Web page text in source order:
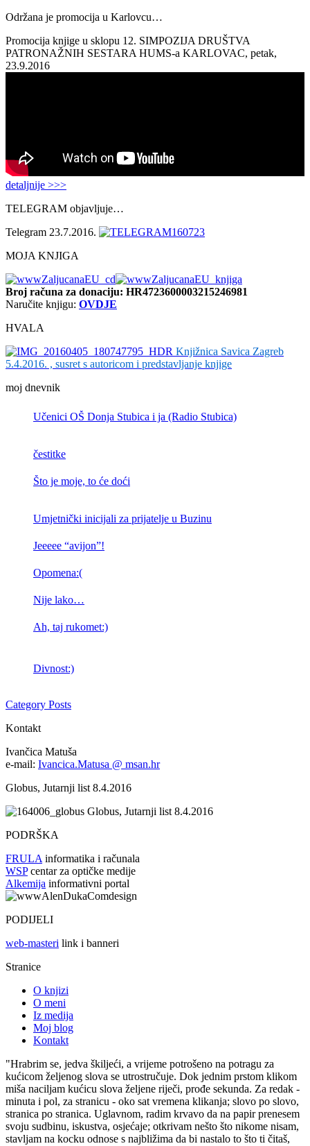
Održana je promocija u Karlovcu…
Promocija knjige u sklopu 12. SIMPOZIJA DRUŠTVA
PATRONAŽNIH SESTARA HUMS-a KARLOVAC, petak,
23.9.2016
detaljnije >>>
TELEGRAM objavljuje…
Telegram 23.7.2016.
MOJA KNJIGA
Broj računa za donaciju: HR4723600003215246981
Naručite knjigu: OVDJE
HVALA
Knjižnica Savica Zagreb
5.4.2016. , susret s autoricom i predstavljanje knjige
moj dnevnik
Učenici OŠ Donja Stubica i ja (Radio Stubica)
čestitke
Što je moje, to će doći
Umjetnički inicijali za prijatelje u Buzinu
Jeeeee “avijon”!
Opomena:(
Nije lako…
Ah, taj rukomet:)
Divnost:)
Category Posts
Kontakt
Ivančica Matuša
e-mail: Ivancica.Matusa @ msan.hr
Globus, Jutarnji list 8.4.2016
Globus, Jutarnji list 8.4.2016
PODRŠKA
FRULA informatika i računala
WSPcentar za optičke medije
Alkemija informativni portal
PODIJELI
web-masteri link i banneri
Stranice
O knjizi
O meni
Iz medija
Moj blog
Kontakt
"Hrabrim se, jedva škiljeći, a vrijeme potrošeno na potragu za
kućicom željenog slova se utrostručuje. Dok jednim prstom klikom
miša naciljam kućicu slova željene riječi, prođe sekunda. Za redak -
minuta i pol, za stranicu - oko sat vremena klikanja; slovo po slovo,
stranica po stranica. Uglavnom, radim krvavo da na papir prenesem
svoju sudbinu, iskustva, osjećaje; otkrivam nešto što nikome nisam,
stavljam na kocku odnose s najbližima da bi nastalo to što ti čitaš,